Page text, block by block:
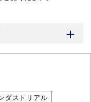
ダストリアル